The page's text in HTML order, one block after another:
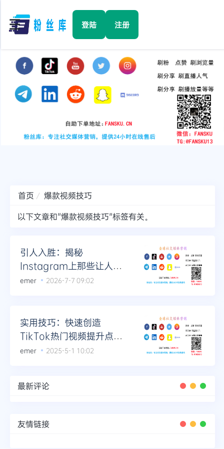
☰ 登陆 注册
Facebook
TikTok
YouTube
Telegram
更多
首页
爆款视频技巧
以下文章和"爆款视频技巧"标签有关。
引人入胜：揭秘
Instagram上那些让人忍
不住收藏的帖子
emer 2026-7-7 09:02
实用技巧：快速创造
TikTok热门视频提升点赞
量！
emer 2025-5-1 10:02
最新评论
友情链接